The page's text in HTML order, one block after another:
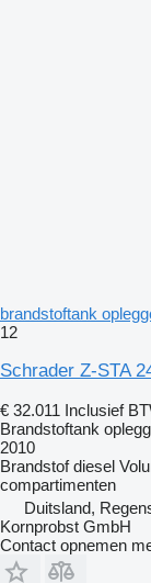
brandstoftank
12
Schrader Z-STA
€ 32.011 Inclusief
Brandstoftank
2010
Brandstof diesel
compartimenten
Duitsland,
Kornprobst GmbH
Contact opnemen